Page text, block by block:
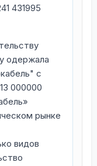
431995
одержала
с
000000
рынке
видов